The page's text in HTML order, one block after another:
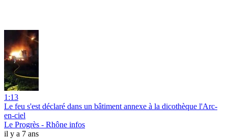
1:13
Le feu s'est déclaré dans un bâtiment annexe à la dicothèque l'Arc-
en-ciel
Le Progrès - Rhône infos
il y a 7 ans